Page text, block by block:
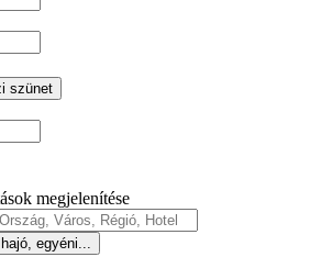
szünet
megjelenítése
egyéni...